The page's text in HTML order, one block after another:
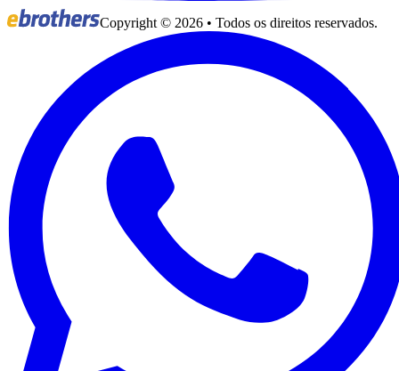
Copyright © 2026 • Todos os direitos reservados.